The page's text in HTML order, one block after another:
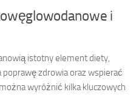
i
istotny element diety,
poprawę zdrowia oraz wspierać
wyróżnić kilka kluczowych